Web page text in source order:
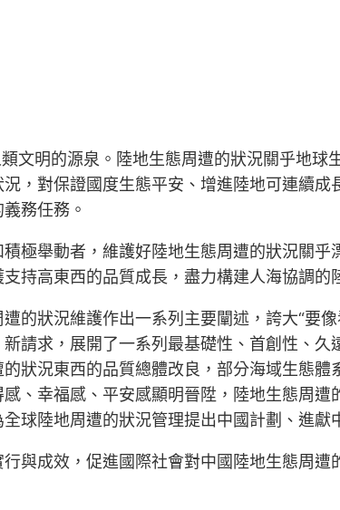
文明的源泉。陸地生態周遭的狀況關乎地
，對保證國度生態平安、增進陸地可連續
務任務。
極舉動者，維護好陸地生態周遭的狀況關
持高東西的品質成長，盡力構建人海協調的
的狀況維護作出一系列主要闡述，誇大“要
請求，展開了一系列最基礎性、首創性、
狀況東西的品質總體改良，部分海域生態
、幸福感、平安感顯明晉陞，陸地生態周
球陸地周遭的狀況管理提出中國計劃、進獻
與成效，促進國際社會對中國陸地生態周